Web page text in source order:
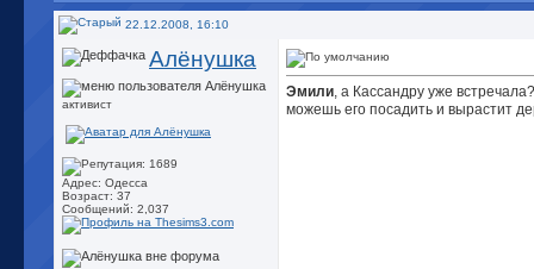
22.12.2008, 16:10
Алёнушка
активист
Адрес: Одесса
Возраст: 37
Сообщений: 2,037
Эмили, а Кассандру уже
можешь его посадить и вырастит